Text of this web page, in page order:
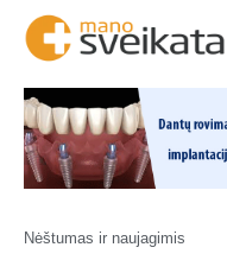
Nėštumas ir naujagimis